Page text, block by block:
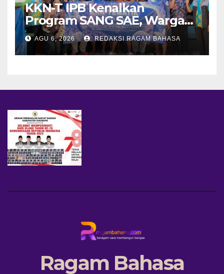
KKN-T IPB Kenalkan
Program SANG SAE, Warga
Desa Sangrawayang Diajak
Ubah Sampah Jadi Bernilai
Ekonomi
AGU 6, 2026 REDAKSI RAGAM BAHASA
Ragam Bahasa